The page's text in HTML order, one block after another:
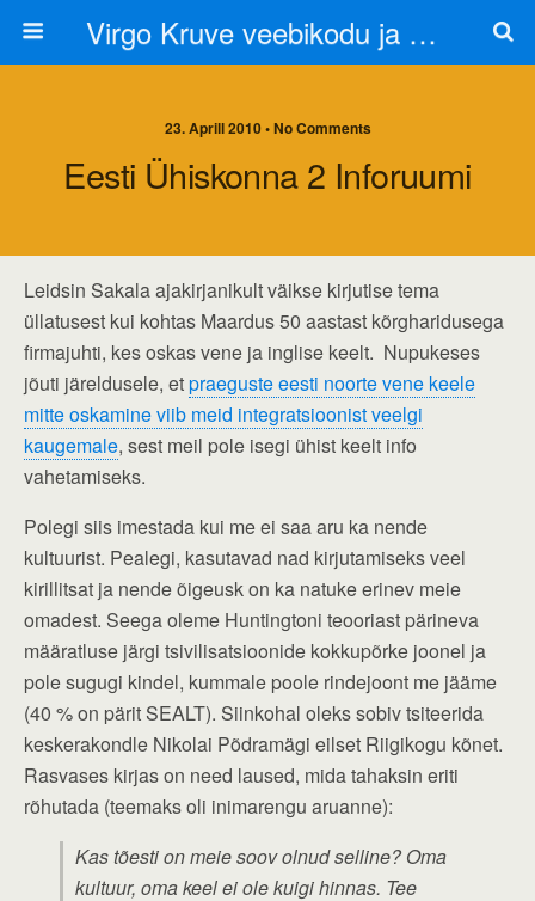
Virgo Kruve veebikodu ja blogi
23. Aprill 2010 • No Comments
Eesti Ühiskonna 2 Inforuumi
Leidsin Sakala ajakirjanikult väikse kirjutise tema
üllatusest kui kohtas Maardus 50 aastast kõrgharidusega
firmajuhti, kes oskas vene ja inglise keelt. Nupukeses
jõuti järeldusele, etpraeguste eesti noorte vene keele
mitte oskamine viib meid integratsioonist veelgi
kaugemale, sest meil pole isegi ühist keelt info
vahetamiseks.
Polegi siis imestada kui me ei saa aru ka nende
kultuurist. Pealegi, kasutavad nad kirjutamiseks veel
kirillitsat ja nende õigeusk on ka natuke erinev meie
omadest. Seega oleme Huntingtoni teooriast pärineva
määratluse järgi tsivilisatsioonide kokkupõrke joonel ja
pole sugugi kindel, kummale poole rindejoont me jääme
(40 % on pärit SEALT). Siinkohal oleks sobiv tsiteerida
keskerakondle Nikolai Põdramägi eilset Riigikogu kõnet.
Rasvases kirjas on need laused, mida tahaksin eriti
rõhutada (teemaks oli inimarengu aruanne):
Kas tõesti on meie soov olnud selline? Oma
kultuur, oma keel ei ole kuigi hinnas. Tee